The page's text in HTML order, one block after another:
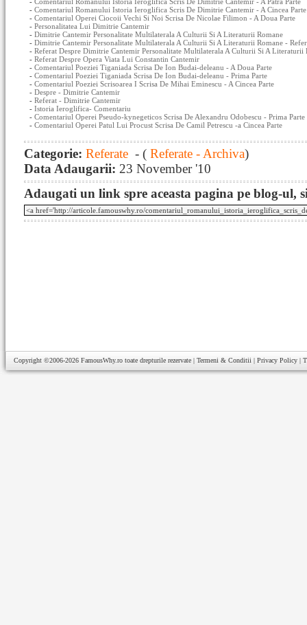
- Comentariul Romanului Istoria Ieroglifica Scris De Dimitrie Cantemir - A Cincea Parte
- Comentariul Operei Ciocoii Vechi Si Noi Scrisa De Nicolae Filimon - A Doua Parte
- Personalitatea Lui Dimitrie Cantemir
- Dimitrie Cantemir Personalitate Multilaterala A Culturii Si A Literaturii Romane
- Dimitrie Cantemir Personalitate Multilaterala A Culturii Si A Literaturii Romane -
- Referat Despre Dimitrie Cantemir Personalitate Multilaterala A Culturii Si A Literaturii
- Referat Despre Opera Viata Lui Constantin Cantemir
- Comentariul Poeziei Tiganiada Scrisa De Ion Budai-deleanu - A Doua Parte
- Comentariul Poeziei Tiganiada Scrisa De Ion Budai-deleanu - Prima Parte
- Comentariul Poeziei Scrisoarea I Scrisa De Mihai Eminescu - A Cincea Parte
- Despre - Dimitrie Cantemir
- Referat - Dimitrie Cantemir
- Istoria Ieroglifica- Comentariu
- Comentariul Operei Pseudo-kynegeticos Scrisa De Alexandru Odobescu - Prima Parte
- Comentariul Operei Patul Lui Procust Scrisa De Camil Petrescu -a Cincea Parte
Categorie: Referate - ( Referate - Archiva)
Data Adaugarii: 23 November '10
Adaugati un link spre aceasta pagina pe blog-ul,
Copyright ©2006-2026 FamousWhy.ro toate drepturile rezervate | Termeni & Conditii | Privacy Policy |